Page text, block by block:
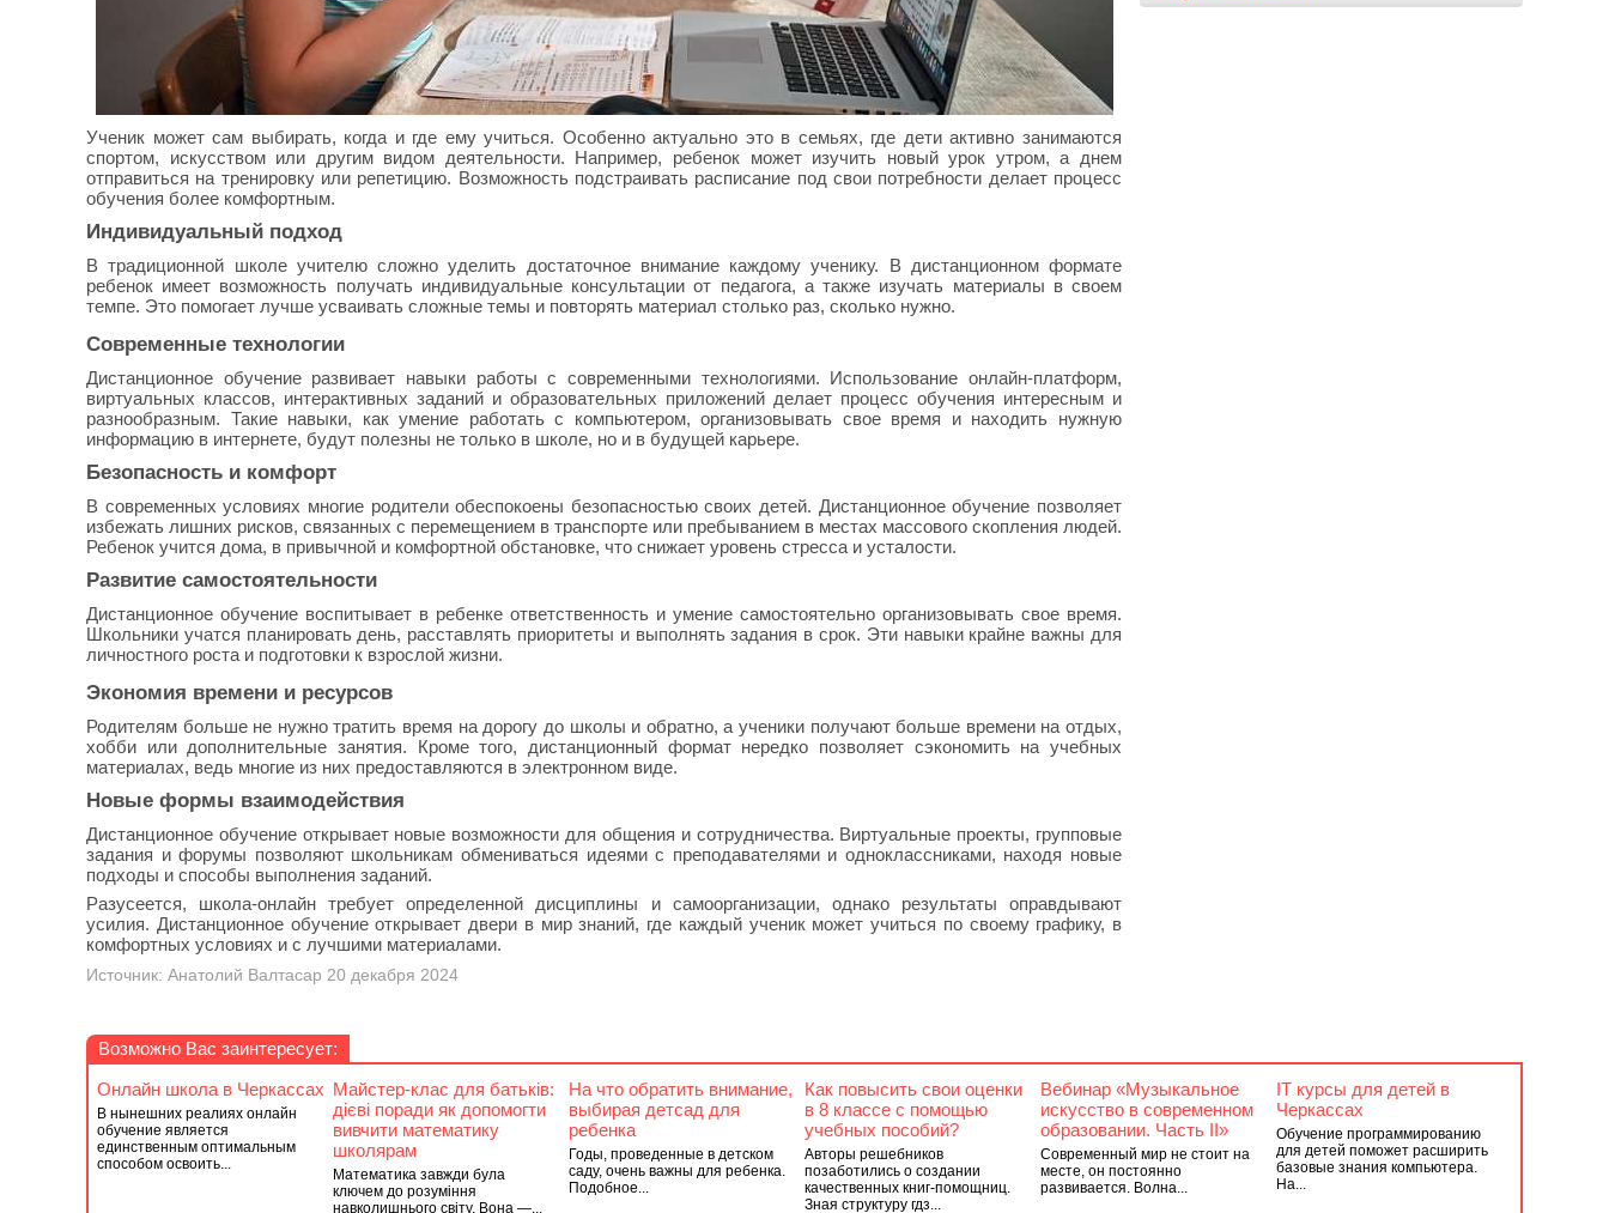
Ученик может сам выбирать, когда и где ему учиться. Особенно актуально это в семьях, где дети активно занимаются
спортом, искусством или другим видом деятельности. Например, ребенок может изучить новый урок утром, а днем
отправиться на тренировку или репетицию. Возможность подстраивать расписание под свои потребности делает процесс
обучения более комфортным.
Индивидуальный подход
В традиционной школе учителю сложно уделить достаточное внимание каждому ученику. В дистанционном формате
ребенок имеет возможность получать индивидуальные консультации от педагога, а также изучать материалы в своем
темпе. Это помогает лучше усваивать сложные темы и повторять материал столько раз, сколько нужно.
Современные технологии
Дистанционное обучение развивает навыки работы с современными технологиями. Использование онлайн-платформ,
виртуальных классов, интерактивных заданий и образовательных приложений делает процесс обучения интересным и
разнообразным. Такие навыки, как умение работать с компьютером, организовывать свое время и находить нужную
информацию в интернете, будут полезны не только в школе, но и в будущей карьере.
Безопасность и комфорт
В современных условиях многие родители обеспокоены безопасностью своих детей. Дистанционное обучение позволяет
избежать лишних рисков, связанных с перемещением в транспорте или пребыванием в местах массового скопления людей.
Ребенок учится дома, в привычной и комфортной обстановке, что снижает уровень стресса и усталости.
Развитие самостоятельности
Дистанционное обучение воспитывает в ребенке ответственность и умение самостоятельно организовывать свое время.
Школьники учатся планировать день, расставлять приоритеты и выполнять задания в срок. Эти навыки крайне важны для
личностного роста и подготовки к взрослой жизни.
Экономия времени и ресурсов
Родителям больше не нужно тратить время на дорогу до школы и обратно, а ученики получают больше времени на отдых,
хобби или дополнительные занятия. Кроме того, дистанционный формат нередко позволяет сэкономить на учебных
материалах, ведь многие из них предоставляются в электронном виде.
Новые формы взаимодействия
Дистанционное обучение открывает новые возможности для общения и сотрудничества. Виртуальные проекты, групповые
задания и форумы позволяют школьникам обмениваться идеями с преподавателями и одноклассниками, находя новые
подходы и способы выполнения заданий.
Разусеется, школа-онлайн требует определенной дисциплины и самоорганизации, однако результаты оправдывают
усилия. Дистанционное обучение открывает двери в мир знаний, где каждый ученик может учиться по своему графику, в
комфортных условиях и с лучшими материалами.
Источник: Анатолий Валтасар 20 декабря 2024
Возможно Вас заинтересует:
Онлайн школа в Черкассах
В нынешних реалиях онлайн
обучение является
единственным оптимальным
способом освоить...
Майстер-клас для батьків:
дієві поради як допомогти
вивчити математику
школярам
Математика завжди була
ключем до розуміння
навколишнього світу. Вона —...
На что обратить внимание,
выбирая детсад для
ребенка
Годы, проведенные в детском
саду, очень важны для ребенка.
Подобное...
Как повысить свои оценки
в 8 классе с помощью
учебных пособий?
Авторы решебников
позаботились о создании
качественных книг-помощниц.
Зная структуру гдз...
Вебинар «Музыкальное
искусство в современном
образовании. Часть II»
Современный мир не стоит на
месте, он постоянно
развивается. Волна...
IT курсы для детей в
Черкассах
Обучение программированию
для детей поможет расширить
базовые знания компьютера.
На...